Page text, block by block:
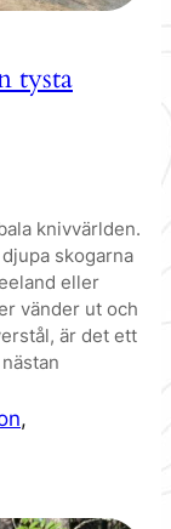
tysta
knivvärlden.
skogarna
eller
vänder ut och
är det ett